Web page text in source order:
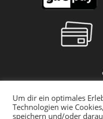
Um dir ein optimales
Technologien wie
speichern und/oder